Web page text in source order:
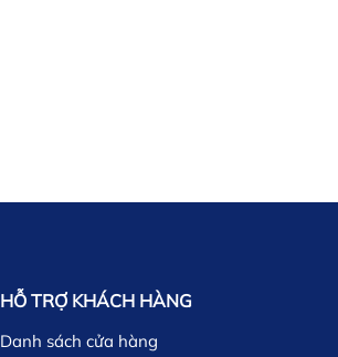
HỖ TRỢ KHÁCH HÀNG
Danh sách cửa hàng